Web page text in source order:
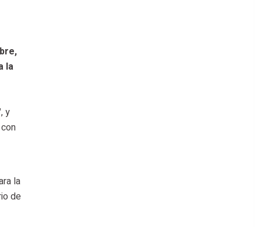
la
y
la
de